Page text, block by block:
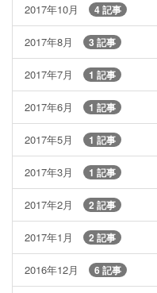
2017年10月 4 記事
2017年8月 3 記事
2017年7月 1 記事
2017年6月 1 記事
2017年5月 1 記事
2017年3月 1 記事
2017年2月 2 記事
2017年1月 2 記事
2016年12月 6 記事